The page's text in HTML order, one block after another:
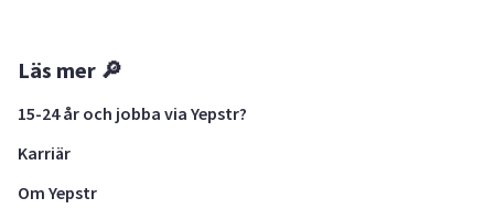
Läs mer 🔎
15-24 år och jobba via Yepstr?
Karriär
Om Yepstr